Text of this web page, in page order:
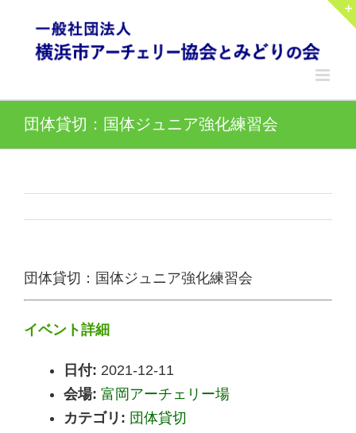
content
団体貸切：国体ジュニア強化練習会
団体貸切：国体ジュニア強化練習会
イベント詳細
日付: 2021-12-11
会場: 富岡アーチェリー場
カテゴリ: 団体貸切